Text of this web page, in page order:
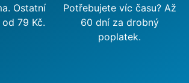
Ostatní
79 Kč.
Potřebujete víc času? Až
60 dní za drobný
poplatek.